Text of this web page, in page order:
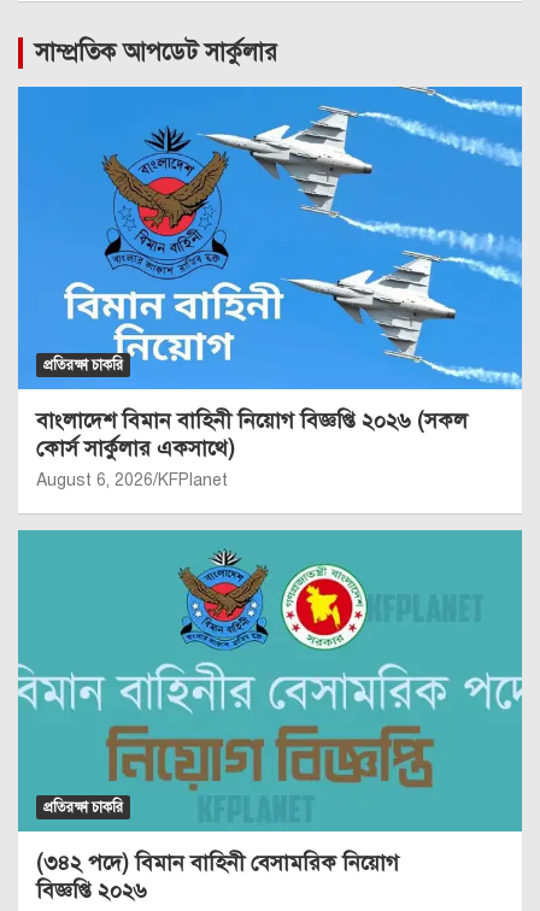
সাম্প্রতিক আপডেট সার্কুলার
প্রতিরক্ষা চাকরি
বাংলাদেশ বিমান বাহিনী নিয়োগ বিজ্ঞপ্তি ২০২৬ (সকল
কোর্স সার্কুলার একসাথে)
August 6, 2026 KFPlanet
প্রতিরক্ষা চাকরি
(৩৪২ পদে) বিমান বাহিনী বেসামরিক নিয়োগ
বিজ্ঞপ্তি ২০২৬